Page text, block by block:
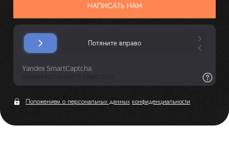
НАПИСАТЬ НАМ
Положением о персональных данных конфиденциальности